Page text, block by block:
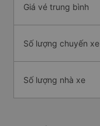
Giá vé trung bình
Số lượng chuyến xe
Số lượng nhà xe